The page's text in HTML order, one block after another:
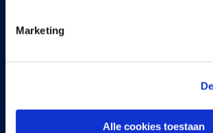
Marketing
Alle cookies toestaan
Cookie and privacy policy
Trust Center
Software License Terms & Terms of
Change summary for EULA